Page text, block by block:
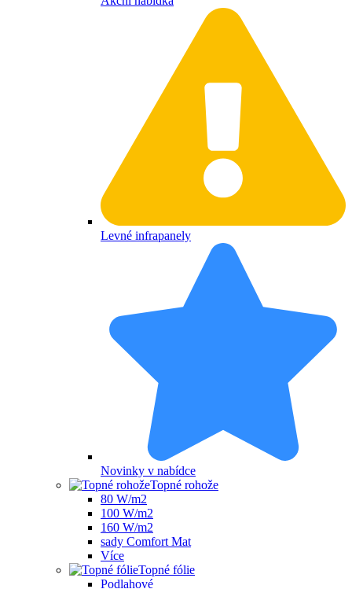
Levné infrapanely
Novinky v nabídce
Topné rohože
80 W/m2
100 W/m2
160 W/m2
sady Comfort Mat
Více
Topné fólie
Podlahové